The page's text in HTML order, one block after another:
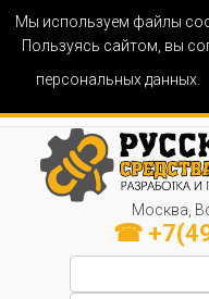
Мы используем файлы
Пользуясь сайтом, вы
персональных данных.
Москва,
☎